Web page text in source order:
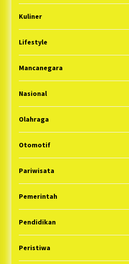
Kuliner
Lifestyle
Mancanegara
Nasional
Olahraga
Otomotif
Pariwisata
Pemerintah
Pendidikan
Peristiwa